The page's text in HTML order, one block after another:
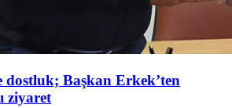
dostluk; Başkan Erkek’ten
ziyaret